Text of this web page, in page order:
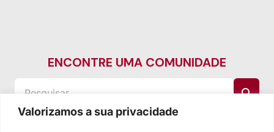
Valorizamos a sua privacidade
ENCONTRE UMA COMUNIDADE